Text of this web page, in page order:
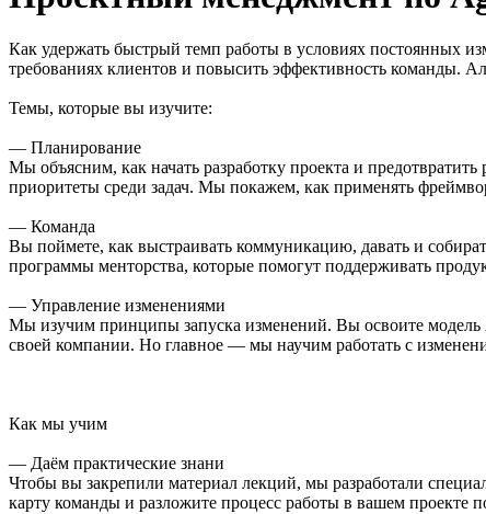
Как удержать быстрый темп работы в условиях постоянных
требованиях клиентов и повысить эффективность команды.
Темы, которые вы изучите:
— Планирование
Мы объясним, как начать разработку проекта и
приоритеты среди задач. Мы покажем, как применять
— Команда
Вы поймете, как выстраивать коммуникацию, давать и
программы менторства, которые помогут поддерживать
— Управление изменениями
Мы изучим принципы запуска изменений. Вы освоите модель
своей компании. Но главное — мы научим работать с
Как мы учим
— Даём практические знани
Чтобы вы закрепили материал лекций, мы разработали
карту команды и разложите процесс работы в вашем проекте